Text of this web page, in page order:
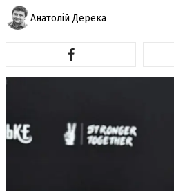
Анатолій Дерека